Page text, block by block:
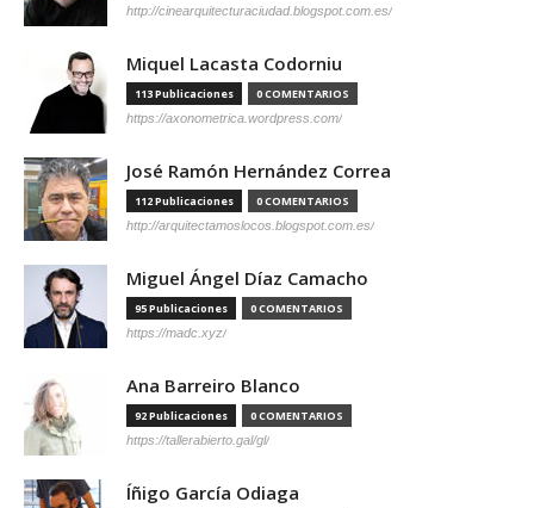
http://cinearquitecturaciudad.blogspot.com.es/
Miquel Lacasta Codorniu
113 Publicaciones 0 COMENTARIOS
https://axonometrica.wordpress.com/
José Ramón Hernández Correa
112 Publicaciones 0 COMENTARIOS
http://arquitectamoslocos.blogspot.com.es/
Miguel Ángel Díaz Camacho
95 Publicaciones 0 COMENTARIOS
https://madc.xyz/
Ana Barreiro Blanco
92 Publicaciones 0 COMENTARIOS
https://tallerabierto.gal/gl/
Íñigo García Odiaga